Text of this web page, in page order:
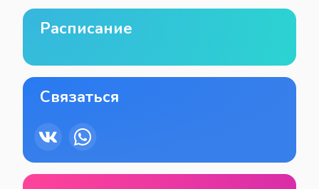
Расписание
Связаться